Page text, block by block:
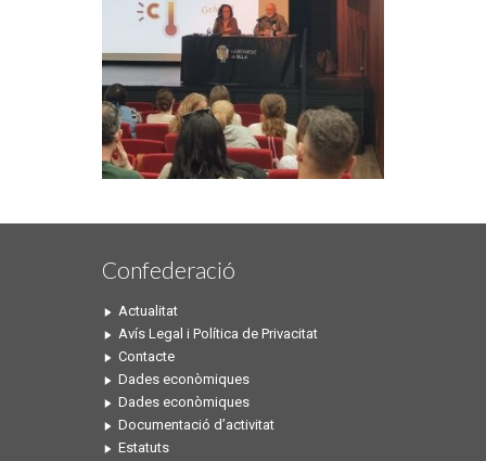
Confederació
Actualitat
Avís Legal i Política de Privacitat
Contacte
Dades econòmiques
Dades econòmiques
Documentació d’activitat
Estatuts